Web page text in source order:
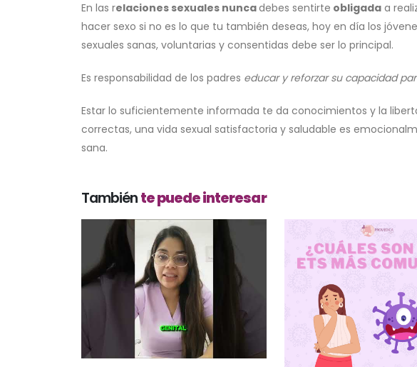
En las relaciones sexuales nuncadebes sentirte obligada a
hacer sexo si no es lo que tu también deseas, hoy en día los
sexuales sanas, voluntarias y consentidas debe ser lo principal.
Es responsabilidad de los padres educar y reforzar su capacidad
Estar lo suficientemente informada te da conocimientos y la
correctas, una vida sexual satisfactoria y saludable es
sana.
Tambiénte puede interesar